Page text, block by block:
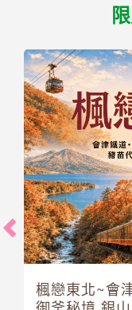
楓戀東北~會